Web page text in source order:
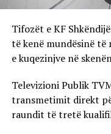
Tifozët e KF
të kenë mundësinë
e kuqezinjve në
Televizioni Publik
transmetimit direkt
raundit të tretë